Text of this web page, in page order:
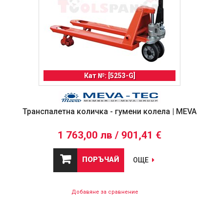
Кат №: [5253-G]
Транспалетна количка - гумени колела | MEVA
1 763,00 лв / 901,41 €
ПОРЪЧАЙ ОЩЕ
Добавяне за сравнение